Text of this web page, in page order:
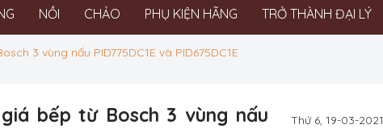
NỒI CHẢO PHỤ KIỆN HÃNG TRỞ THÀNH ĐẠI LÝ
3 vùng nấu PID775DC1E và PID675DC1E
bếp từ Bosch 3 vùng nấu
Thứ 6, 19-03-2021